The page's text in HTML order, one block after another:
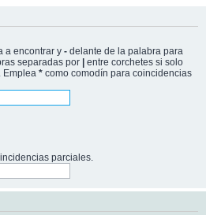
a encontrar y - delante de la palabra para
separadas por | entre corchetes si solo
Emplea * como comodín para coincidencias
parciales.